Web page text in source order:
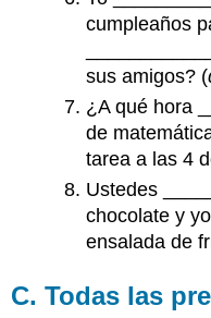
cumpleaños
sus amigos? (
¿A qué hora
de
tarea a las 4
Ustedes
chocolate y
ensalada de
C. Todas las